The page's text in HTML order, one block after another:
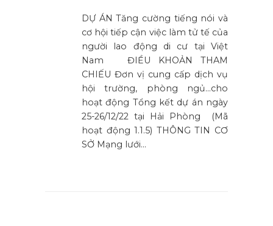
DỰ ÁN Tăng cường tiếng nói và
cơ hội tiếp cận việc làm tử tế của
người lao động di cư tại Việt
Nam ĐIỀU KHOẢN THAM
CHIẾU Đơn vị cung cấp dịch vụ
hội trường, phòng ngủ…cho
hoạt động Tổng kết dự án ngày
25-26/12/22 tại Hải Phòng (Mã
hoạt động 1.1.5) THÔNG TIN CƠ
SỞ Mạng lưới…